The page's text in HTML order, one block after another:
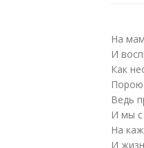
На
И
Как
Порою
Ведь
И мы с
На
И